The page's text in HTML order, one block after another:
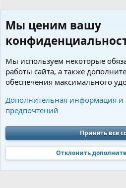
Пользователи
Cookies Charm by DCom
Обратная связь
Условия и правила
Политика конфиденциальности
Community platform by XenForo® © 2010-
Jumuro®|Media embeds via s9e/MediaSites
Мы ценим вашу
Мы используем некоторые
работы сайта, а также
обеспечения максимального
Дополнительная информация и
предпочтений
Принять все
Отклонить